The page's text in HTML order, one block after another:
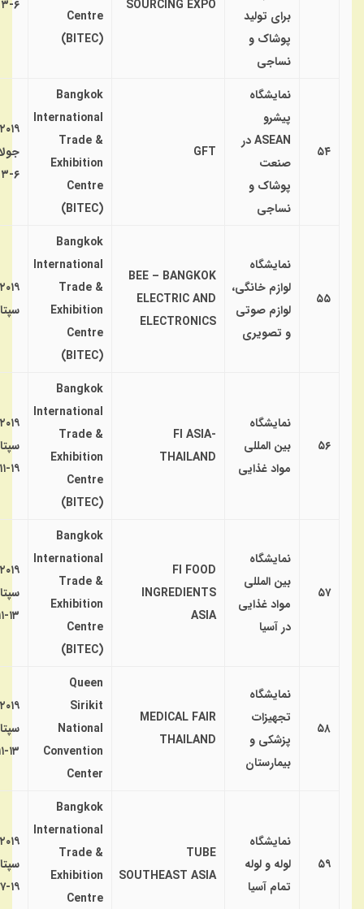
برای تولید
پوشاک و
نساجی
SOURCING EXPO
Centre
(BITEC)
۶-۳
۵۴
نمایشگاه
پیشرو
ASEAN در
صنعت
پوشاک و
نساجی
GFT
Bangkok
International
Trade &
Exhibition
Centre
(BITEC)
۲۰۱۹
۶-۳
۵۵
نمایشگاه
لوازم خانگی،
لوازم صوتی
و تصویری
BEE – BANGKOK
ELECTRIC AND
ELECTRONICS
Bangkok
International
Trade &
Exhibition
Centre
(BITEC)
۲۰۱۹
۵۶
نمایشگاه
بین المللی
مواد غذایی
FI ASIA-
THAILAND
Bangkok
International
Trade &
Exhibition
Centre
(BITEC)
۲۰۱۹
۱۹-۱۱
۵۷
نمایشگاه
بین المللی
مواد غذایی
در آسیا
FI FOOD
INGREDIENTS
ASIA
Bangkok
International
Trade &
Exhibition
Centre
(BITEC)
۲۰۱۹
۱۳-۱۱
۵۸
نمایشگاه
تجهیزات
پزشکی و
بیمارستان
MEDICAL FAIR
THAILAND
Queen
Sirikit
National
Convention
Center
۲۰۱۹
۱۳-۱۱
۵۹
نمایشگاه
لوله و لوله
تمام آسیا
TUBE
SOUTHEAST ASIA
Bangkok
International
Trade &
Exhibition
Centre
۲۰۱۹
۱۹-۱۷